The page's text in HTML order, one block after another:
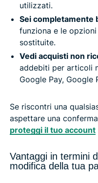
utilizzati.
Sei completamente
funziona e le
sostituite.
Vedi acquisti non
addebiti per articoli
Google Pay, Google
Se riscontri una
aspettare una
proteggi il tuo account
Vantaggi in termini
modifica della tua